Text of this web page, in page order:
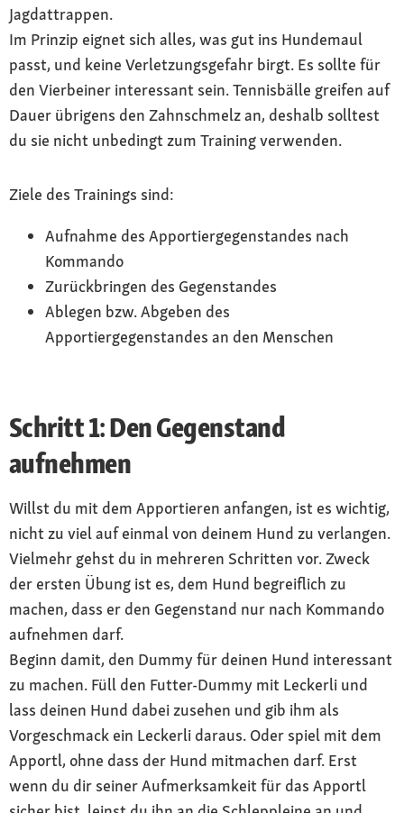
Jagdattrappen.
Im Prinzip eignet sich alles, was gut ins Hundemaul
passt, und keine Verletzungsgefahr birgt. Es sollte für
den Vierbeiner interessant sein. Tennisbälle greifen auf
Dauer übrigens den Zahnschmelz an, deshalb solltest
du sie nicht unbedingt zum Training verwenden.
Ziele des Trainings sind:
Aufnahme des Apportiergegenstandes nach
Kommando
Zurückbringen des Gegenstandes
Ablegen bzw. Abgeben des
Apportiergegenstandes an den Menschen
Schritt 1: Den Gegenstand
aufnehmen
Willst du mit dem Apportieren anfangen, ist es wichtig,
nicht zu viel auf einmal von deinem Hund zu verlangen.
Vielmehr gehst du in mehreren Schritten vor. Zweck
der ersten Übung ist es, dem Hund begreiflich zu
machen, dass er den Gegenstand nur nach Kommando
aufnehmen darf.
Beginn damit, den Dummy für deinen Hund interessant
zu machen. Füll den Futter-Dummy mit Leckerli und
lass deinen Hund dabei zusehen und gib ihm als
Vorgeschmack ein Leckerli daraus. Oder spiel mit dem
Apportl, ohne dass der Hund mitmachen darf. Erst
wenn du dir seiner Aufmerksamkeit für das Apportl